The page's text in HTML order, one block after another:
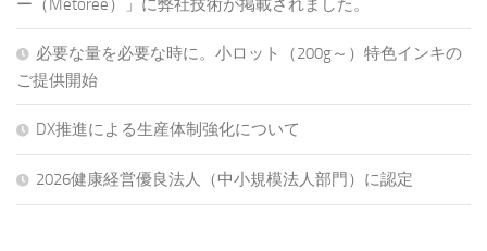
ー（Metoree）」に弊社技術が掲載されました。
必要な量を必要な時に。小ロット（200g～）特色インキの
ご提供開始
DX推進による生産体制強化について
2026健康経営優良法人（中小規模法人部門）に認定